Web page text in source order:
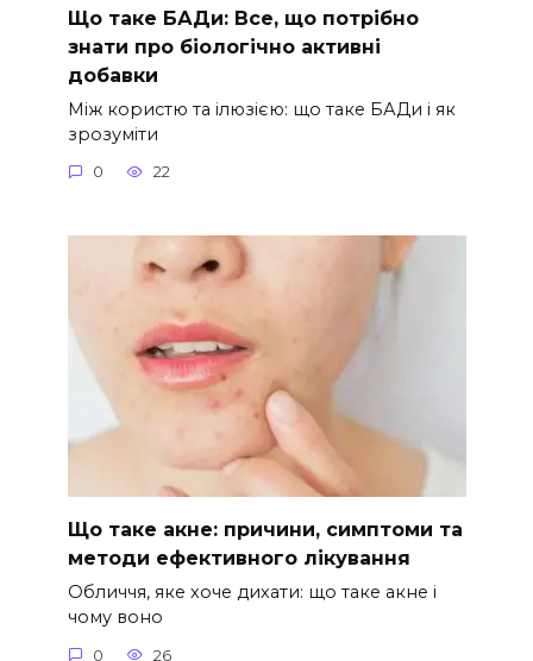
Що таке БАДи: Все, що потрібно
знати про біологічно активні
добавки
Між користю та ілюзією: що таке БАДи і як
зрозуміти
0 22
Що таке акне: причини, симптоми та
методи ефективного лікування
Обличчя, яке хоче дихати: що таке акне і
чому воно
0 26